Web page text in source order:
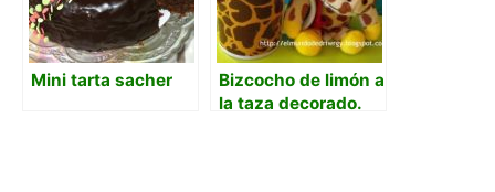
Mini tarta sacher
Bizcocho de limón a
la taza decorado.